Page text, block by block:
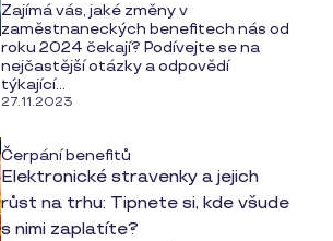
Zajímá vás, jaké změny v
zaměstnaneckých benefitech nás od
roku 2024 čekají? Podívejte se na
nejčastější otázky a odpovědí
týkající...
27.11.2023
Čerpání benefitů
Elektronické stravenky a jejich
růst na trhu: Tipnete si, kde všude
s nimi zaplatíte?